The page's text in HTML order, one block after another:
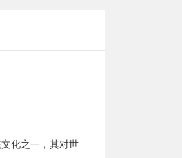
化之一，其对世